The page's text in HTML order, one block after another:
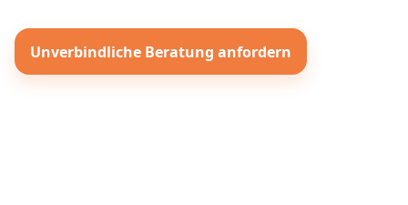
Unverbindliche Beratung anfordern